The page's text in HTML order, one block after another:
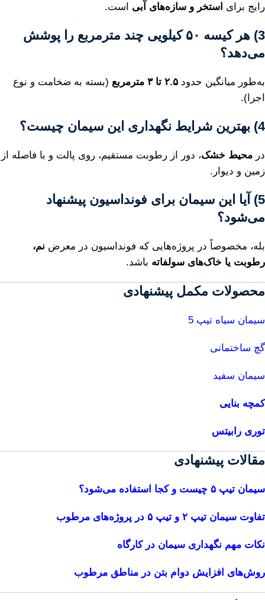
رایج برای استخر و سازه‌های آبی است.
3) هر کیسه ۵۰ کیلویی چند مترمربع را پوشش
می‌دهد؟
به‌طور میانگین حدود ۲.۵ تا ۳ مترمربع
(بسته به ضخامت و نوع
اجرا).
4) بهترین شرایط نگهداری این سیمان چیست؟
در محیط خشک، دور از رطوبت مستقیم، روی پالت و با فاصله از
زمین و دیوار.
5) آیا این سیمان برای فونداسیون پیشنهاد
می‌شود؟
بله، مخصوصاً در پروژه‌هایی که فونداسیون در معرض نم،
رطوبت یا خاک‌های سولفاته باشد.
محصولات مکمل پیشنهادی
سیمان سیاه تیپ 5
گچ ساختمانی
سیمان سفید
کمچه بنایی
توری رابیتس
مقالات پیشنهادی
سیمان تیپ ۵ چیست و کجا استفاده می‌شود؟
تفاوت سیمان تیپ ۲ و تیپ ۵ در پروژه‌های مرطوب
نکات مهم نگهداری سیمان در کارگاه
روش‌های افزایش دوام بتن در مناطق مرطوب